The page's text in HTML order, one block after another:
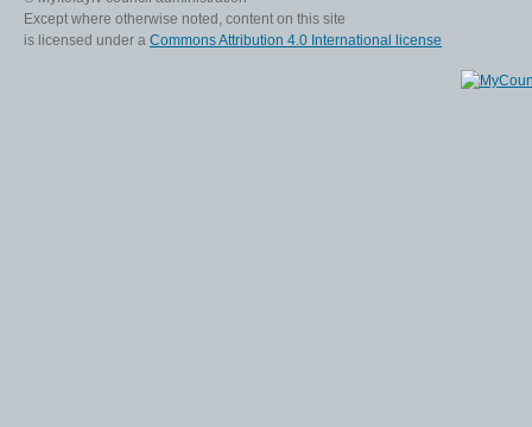
Except where otherwise noted, content on this site
is licensed under a Commons Attribution 4.0 International license